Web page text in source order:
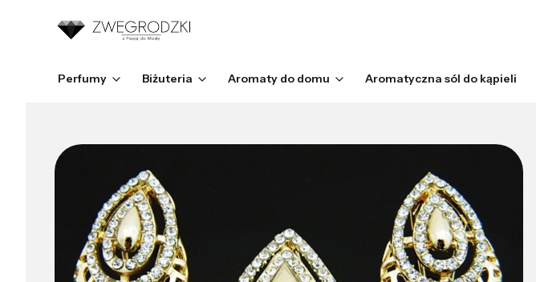
Perfumy Biżuteria Aromaty do domu Aromatyczna sól do kąpieli